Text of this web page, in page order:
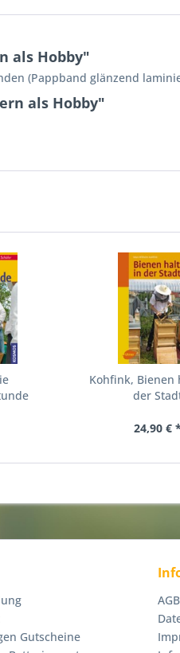
als Hobby"
(Pappband glänzend
als Hobby"
Kohfink, Bienen
der
24,90 € *
Gutscheine
AGB